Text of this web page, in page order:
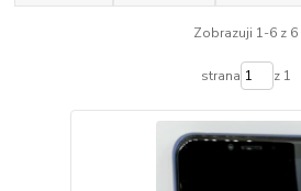
Zobrazuji 1-6 z 6
strana z 1